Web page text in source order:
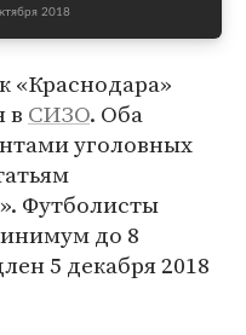
2018
«Краснодара»
в СИЗО. Оба
уголовных
Футболисты
до 8
5 декабря 2018